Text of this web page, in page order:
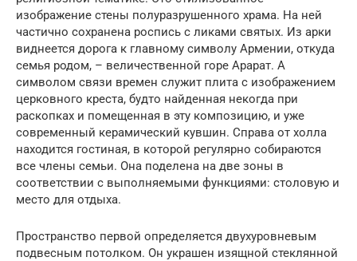
изображение стены полуразрушенного храма. На ней
частично сохранена роспись с ликами святых. Из арки
виднеется дорога к главному символу Армении, откуда
семья родом, – величественной горе Арарат. А
символом связи времен служит плита с изображением
церковного креста, будто найденная некогда при
раскопках и помещенная в эту композицию, и уже
современный керамический кувшин. Справа от холла
находится гостиная, в которой регулярно собираются
все члены семьи. Она поделена на две зоны в
соответствии с выполняемыми функциями: столовую и
место для отдыха.
Пространство первой определяется двухуровневым
подвесным потолком. Он украшен изящной стеклянной